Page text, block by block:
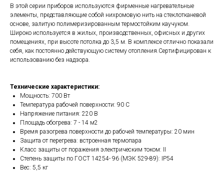
В этой серии приборов используются фирменные нагревательные
элементы, представляющие собой нихромовую нить на стеклотканевой
основе, залитую полимеризированным термостойким каучуком.
Широко используется в жилых, производственных, офисных и других
помещениях, при высоте потолка до 3,5 м. В комплексе отлично показали
себя, как постоянно действующую систему отопления.Сертифицирован к
использованию без надзора.
Технические характеристики:
Мощность: 700 Вт
Температура рабочей поверхности: 90 С
Напряжение питания: 220 В
Площадь обогрева: 7 - 14 м2
Время разогрева поверхности до рабочей температуры: 20 мин
Защита от перегрева: встроенная термопара
Класс защиты от поражения электрическим током: II
Степень защиты по ГОСТ 14254- 96 (МЭК 529-89): IP54
Вес: 5,5 кг